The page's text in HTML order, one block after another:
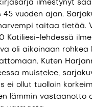
ilmestynyt
45 vuoden ajan.
taitaa tietää.
Kotiliesi-lehdessä
oli aikoinaan rohkea
Kuten
muistelee,
ei ollut tuolloin
lämmin vastaanotto